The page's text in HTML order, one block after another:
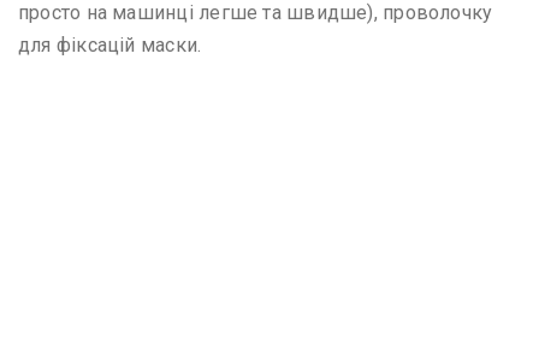
просто на машинці легше та швидше), проволочку
для фіксацій маски.